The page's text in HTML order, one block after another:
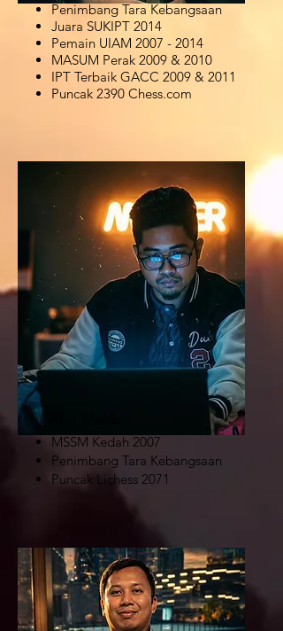
Penimbang Tara Kebangsaan
Juara SUKIPT 2014
Pemain UIAM 2007 - 2014
MASUM Perak 2009 & 2010
IPT Terbaik GACC 2009 & 2011
Puncak 2390 Chess.com
MSSM Kedah 2007
Penimbang Tara Kebangsaan
Puncak Lichess 2071